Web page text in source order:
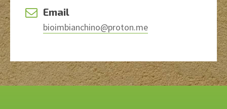
Email
bioimbianchino@proton.me